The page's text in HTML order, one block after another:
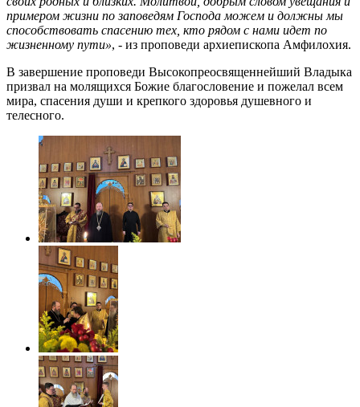
примером жизни по заповедям Господа можем и должны мы
способствовать спасению тех, кто рядом с нами идет по
жизненному пути», - из проповеди архиепископа Амфилохия.
В завершение проповеди Высокопреосвященнейший Владыка
призвал на молящихся Божие благословение и пожелал всем
мира, спасения души и крепкого здоровья душевного и
телесного.